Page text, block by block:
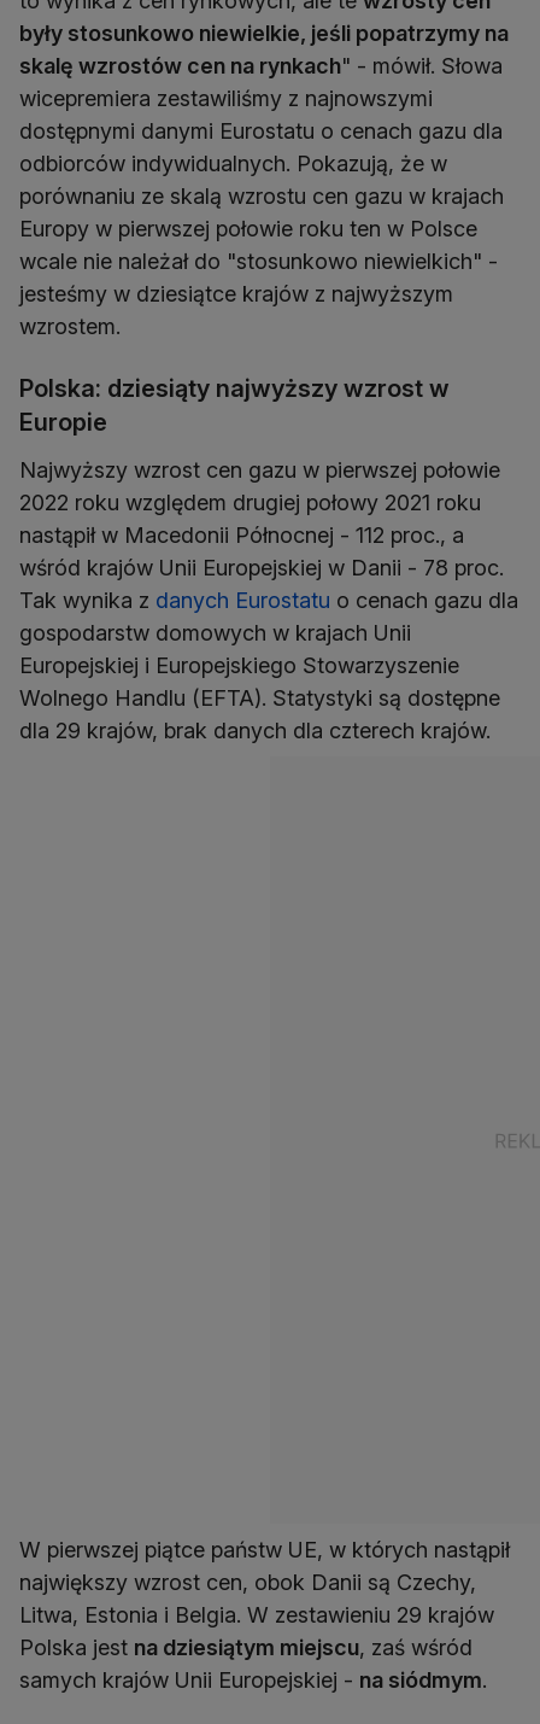
były stosunkowo niewielkie, jeśli popatrzymy na
skalę wzrostów cen na rynkach" - mówił. Słowa
wicepremiera zestawiliśmy z najnowszymi
dostępnymi danymi Eurostatu o cenach gazu dla
odbiorców indywidualnych. Pokazują, że w
porównaniu ze skalą wzrostu cen gazu w krajach
Europy w pierwszej połowie roku ten w Polsce
wcale nie należał do "stosunkowo niewielkich" -
jesteśmy w dziesiątce krajów z najwyższym
wzrostem.
Polska: dziesiąty najwyższy wzrost w
Europie
Najwyższy wzrost cen gazu w pierwszej połowie
2022 roku względem drugiej połowy 2021 roku
nastąpił w Macedonii Północnej - 112 proc., a
wśród krajów Unii Europejskiej w Danii - 78 proc.
Tak wynika z danych Eurostatu o cenach gazu dla
gospodarstw domowych w krajach Unii
Europejskiej i Europejskiego Stowarzyszenie
Wolnego Handlu (EFTA). Statystyki są dostępne
dla 29 krajów, brak danych dla czterech krajów.
W pierwszej piątce państw UE, w których nastąpił
największy wzrost cen, obok Danii są Czechy,
Litwa, Estonia i Belgia. W zestawieniu 29 krajów
Polska jest na dziesiątym miejscu, zaś wśród
samych krajów Unii Europejskiej - na siódmym.